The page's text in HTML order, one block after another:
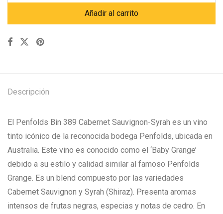
Añadir al carrito
Descripción
El Penfolds Bin 389 Cabernet Sauvignon-Syrah es un vino
tinto icónico de la reconocida bodega Penfolds, ubicada en
Australia. Este vino es conocido como el ‘Baby Grange’
debido a su estilo y calidad similar al famoso Penfolds
Grange. Es un blend compuesto por las variedades
Cabernet Sauvignon y Syrah (Shiraz). Presenta aromas
intensos de frutas negras, especias y notas de cedro. En